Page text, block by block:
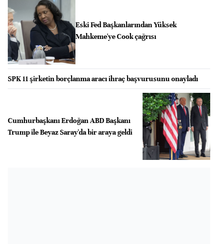
Eski Fed Başkanlarından Yüksek
Mahkeme'ye Cook çağrısı
SPK 11 şirketin borçlanma aracı ihraç başvurusunu onayladı
Cumhurbaşkanı Erdoğan ABD Başkanı
Trump ile Beyaz Saray'da bir araya geldi